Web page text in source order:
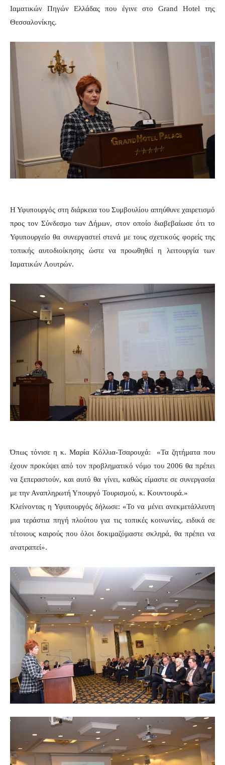
Ιαματικών Πηγών Ελλάδας που έγινε στο Grand Hotel της
Θεσσαλονίκης.
Η Υφυπουργός στη διάρκεια του Συμβουλίου απηύθυνε χαιρετισμό
προς τον Σύνδεσμο των Δήμων, στον οποίο διαβεβαίωσε ότι το
Υφυπουργείο θα συνεργαστεί στενά με τους σχετικούς φορείς της
τοπικής αυτοδιοίκησης ώστε να προωθηθεί η λειτουργία των
Ιαματικών Λουτρών.
Όπως τόνισε η κ. Μαρία Κόλλια-Τσαρουχά: «Τα ζητήματα που
έχουν προκύψει από τον προβληματικό νόμο του 2006 θα πρέπει
να ξεπεραστούν, και αυτό θα γίνει, καθώς είμαστε σε συνεργασία
με την Αναπληρωτή Υπουργό Τουρισμού, κ. Κουντουρά.»
Κλείνοντας η Υφυπουργός δήλωσε: «Το να μένει ανεκμετάλλευτη
μια τεράστια πηγή πλούτου για τις τοπικές κοινωνίες, ειδικά σε
τέτοιους καιρούς που όλοι δοκιμαζόμαστε σκληρά, θα πρέπει να
ανατραπεί».